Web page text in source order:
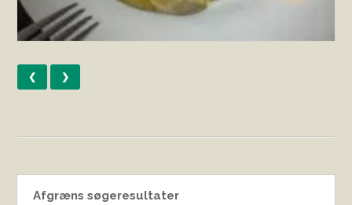
❮ ❯
Afgræns søgeresultater